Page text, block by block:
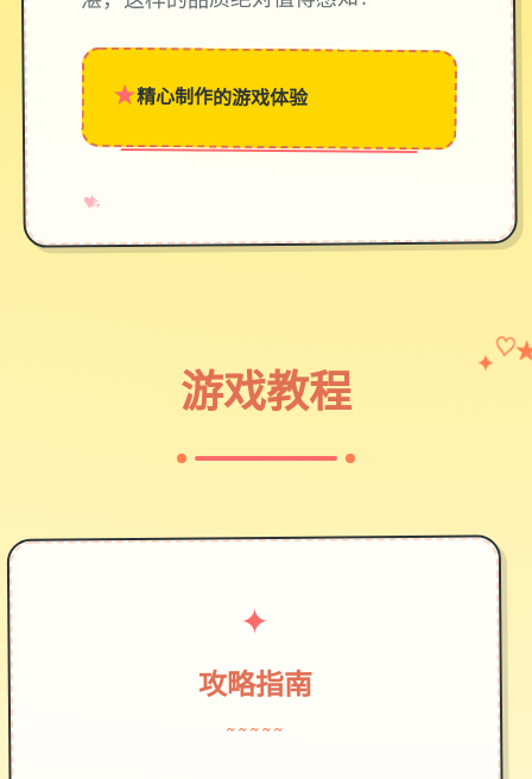
★精心制作的游戏体验
♥
✧
→
游戏教程
✦ ♡
✦
攻略指南
~~~~~